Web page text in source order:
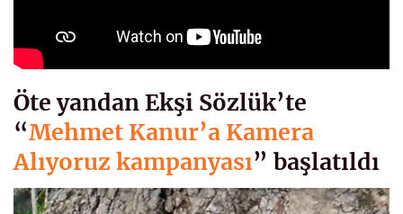
Öte yandan Ekşi Sözlük’te
“Mehmet Kanur’a Kamera
Alıyoruz kampanyası” başlatıldı